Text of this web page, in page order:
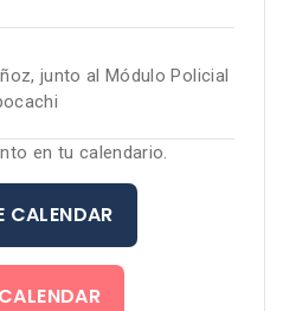
junto al Módulo Policial
en tu calendario.
CALENDAR